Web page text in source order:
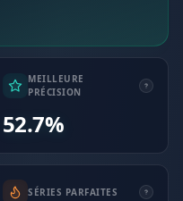
MEILLEURE
PRÉCISION
52.7%
SÉRIES PARFAITES